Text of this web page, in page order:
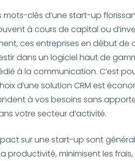
clés d’une start-up
à cours de capital ou
ces entreprises en début de
dans un logiciel haut de
à la communication. C’est
d’une solution CRM est
à vos besoins sans
votre secteur d’activité.
sur une start-up sont
productivité, minimisent les